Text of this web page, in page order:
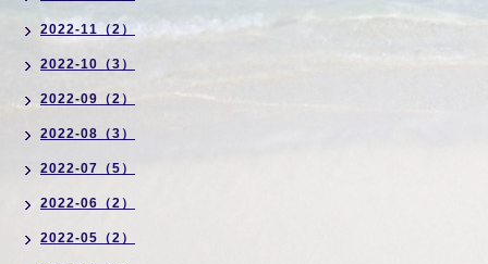
2022-11（2）
2022-10（3）
2022-09（2）
2022-08（3）
2022-07（5）
2022-06（2）
2022-05（2）